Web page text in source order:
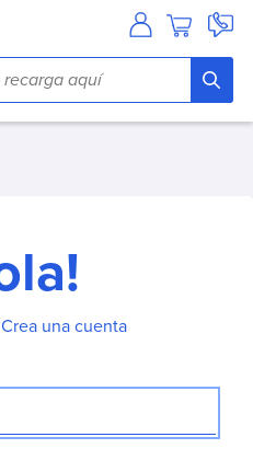
(Chacabuco/Santiago)
Crea una cuenta